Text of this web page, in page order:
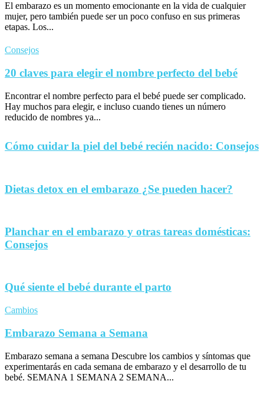
El embarazo es un momento emocionante en la vida de cualquier
mujer, pero también puede ser un poco confuso en sus primeras
etapas. Los...
Consejos
20 claves para elegir el nombre perfecto del bebé
Encontrar el nombre perfecto para el bebé puede ser complicado.
Hay muchos para elegir, e incluso cuando tienes un número
reducido de nombres ya...
Cómo cuidar la piel del bebé recién nacido: Consejos
Dietas detox en el embarazo ¿Se pueden hacer?
Planchar en el embarazo y otras tareas domésticas:
Consejos
Qué siente el bebé durante el parto
Cambios
Embarazo Semana a Semana
Embarazo semana a semana Descubre los cambios y síntomas que
experimentarás en cada semana de embarazo y el desarrollo de tu
bebé. SEMANA 1 SEMANA 2 SEMANA...